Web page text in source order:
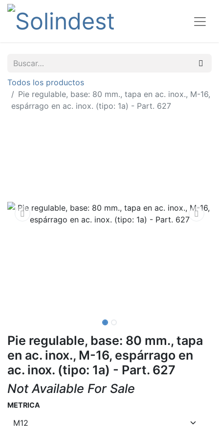
Todos los productos
Pie regulable, base: 80 mm., tapa en ac. inox., M-16,
espárrago en ac. inox. (tipo: 1a) - Part. 627
Pie regulable, base: 80 mm., tapa
en ac. inox., M-16, espárrago en
ac. inox. (tipo: 1a) - Part. 627
Not Available For Sale
METRICA